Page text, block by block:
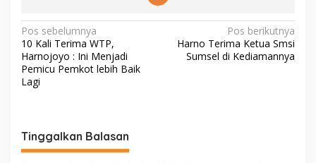
N
a
v
i
a
s
Pos sebelumnya
10 Kali Terima WTP,
Harnojoyo : Ini Menjadi
Pemicu Pemkot lebih Baik
Lagi
Pos berikutnya
Harno Terima Ketua Smsi
Sumsel di Kediamannya
Tinggalkan Balasan